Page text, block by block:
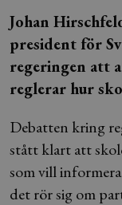
Johan
president för
regeringen att
reglerar hur
Debatten kring
stått klart att
som vill
det rör sig om